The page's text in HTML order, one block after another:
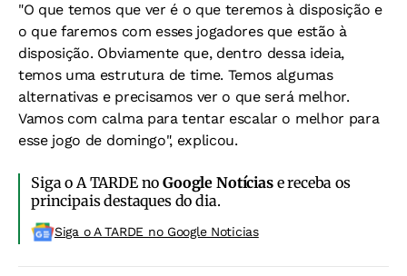
"O que temos que ver é o que teremos à disposição e
o que faremos com esses jogadores que estão à
disposição. Obviamente que, dentro dessa ideia,
temos uma estrutura de time. Temos algumas
alternativas e precisamos ver o que será melhor.
Vamos com calma para tentar escalar o melhor para
esse jogo de domingo", explicou.
Siga o A TARDE noGoogle Notíciase receba os
principais destaques do dia.
Siga o A TARDE no Google Noticias